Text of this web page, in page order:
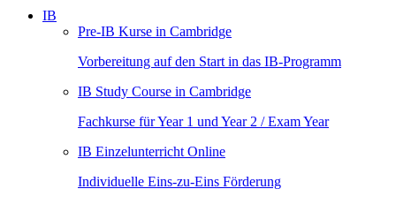
IB
Pre-IB Kurse in Cambridge
Vorbereitung auf den Start in das IB-Programm
IB Study Course in Cambridge
Fachkurse für Year 1 und Year 2 / Exam Year
IB Einzelunterricht Online
Individuelle Eins-zu-Eins Förderung